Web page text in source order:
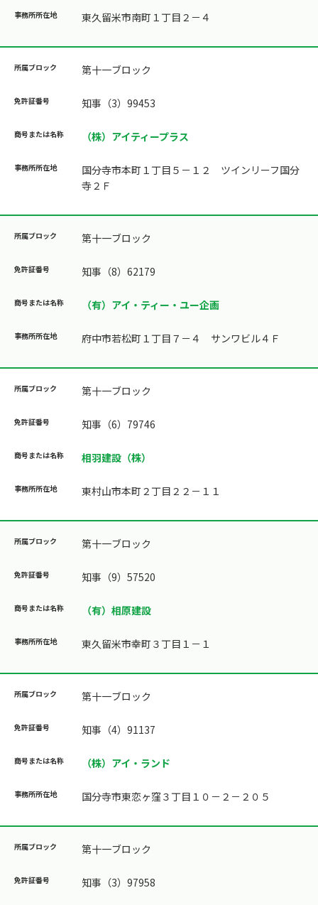
東久留米市南町１丁目２－４
第十一ブロック
知事（3）99453
（株）アイティープラス
国分寺市本町１丁目５－１２ ツインリーフ国分
寺２Ｆ
第十一ブロック
知事（8）62179
（有）アイ・ティー・ユー企画
府中市若松町１丁目７－４ サンワビル４Ｆ
第十一ブロック
知事（6）79746
相羽建設（株）
東村山市本町２丁目２２－１１
第十一ブロック
知事（9）57520
（有）相原建設
東久留米市幸町３丁目１－１
第十一ブロック
知事（4）91137
（株）アイ・ランド
国分寺市東恋ヶ窪３丁目１０－２－２０５
第十一ブロック
知事（3）97958